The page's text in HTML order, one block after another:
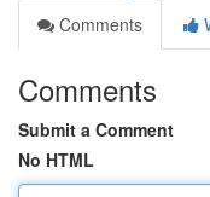
Comments
Comments
Submit a Comment
No HTML